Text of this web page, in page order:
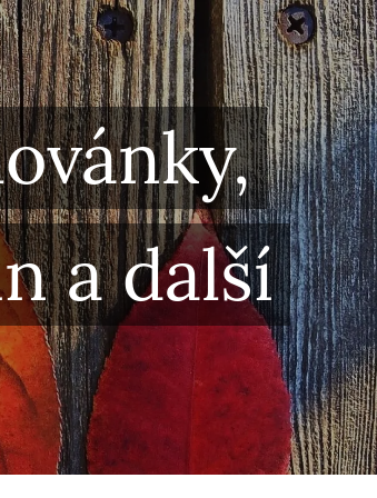
a další